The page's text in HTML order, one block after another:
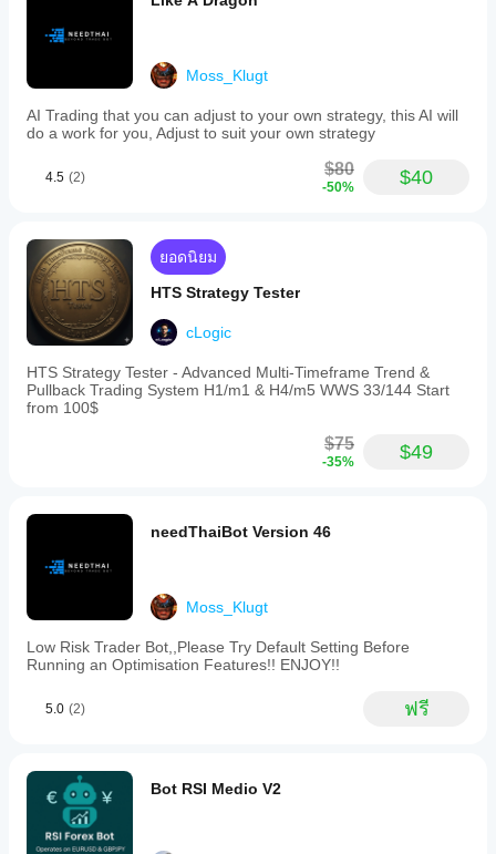
Moss_Klugt
AI Trading that you can adjust to your own strategy, this AI will
do a work for you, Adjust to suit your own strategy
4.5 (2) $80
-50% $40
ยอดนิยม
HTS Strategy Tester
cLogic
HTS Strategy Tester - Advanced Multi-Timeframe Trend &
Pullback Trading System H1/m1 & H4/m5 WWS 33/144 Start
from 100$
$75
-35% $49
needThaiBot Version 46
Moss_Klugt
Low Risk Trader Bot,,Please Try Default Setting Before
Running an Optimisation Features!! ENJOY!!
5.0 (2) ฟรี
Bot RSI Medio V2